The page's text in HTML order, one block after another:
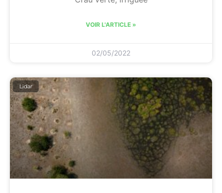
VOIR L'ARTICLE »
02/05/2022
Lidar